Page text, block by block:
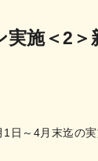
施＜2
～4月末迄の